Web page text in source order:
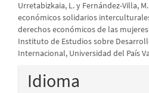
Urretabizkaia, L. y Fernández-Villa,
económicos solidarios
derechos económicos de las
Instituto de Estudios sobre
Internacional, Universidad del País
Idioma